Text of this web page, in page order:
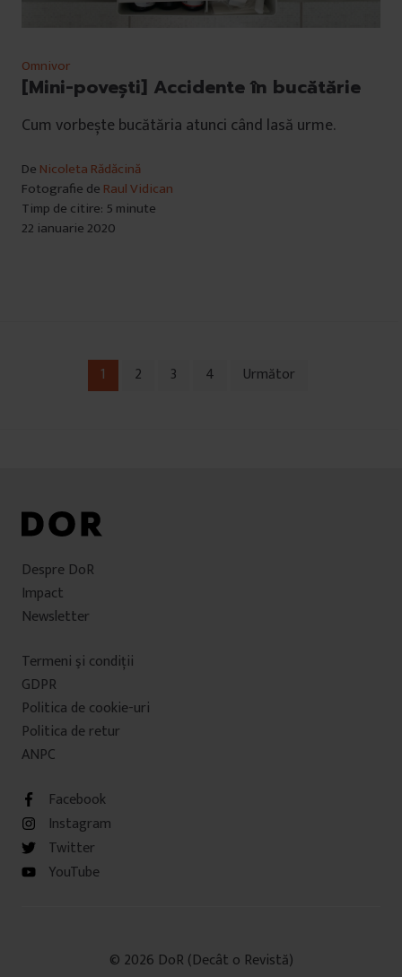
Omnivor
[Mini-povești] Accidente în bucătărie
Cum vorbește bucătăria atunci când lasă urme.
De Nicoleta Rădăcină
Fotografie de Raul Vidican
Timp de citire: 5 minute
22 ianuarie 2020
Navigare
1 2 3 4 Următor
Despre DoR
Impact
Newsletter
Termeni şi condiţii
GDPR
Politica de cookie-uri
Politica de retur
ANPC
Facebook
Instagram
Twitter
YouTube
© 2026 DoR (Decât o Revistă)